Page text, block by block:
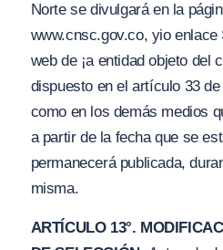
Nortese divulgará en la
www.cnsc.gov.co, yio enlace
web de ¡a entidad objeto del
dispuesto en el artículo 33
como en los demás medios
a partir de la fecha que se
permanecerá publicada,
misma.
ARTÍCULO 13°.